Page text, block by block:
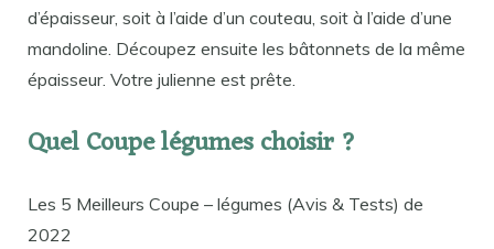
d’épaisseur, soit à l’aide d’un couteau, soit à l’aide d’une
mandoline. Découpez ensuite les bâtonnets de la même
épaisseur. Votre julienne est prête.
Quel Coupe légumes choisir ?
Les 5 Meilleurs Coupe – légumes (Avis & Tests) de
2022